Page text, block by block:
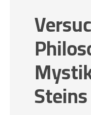
Steins